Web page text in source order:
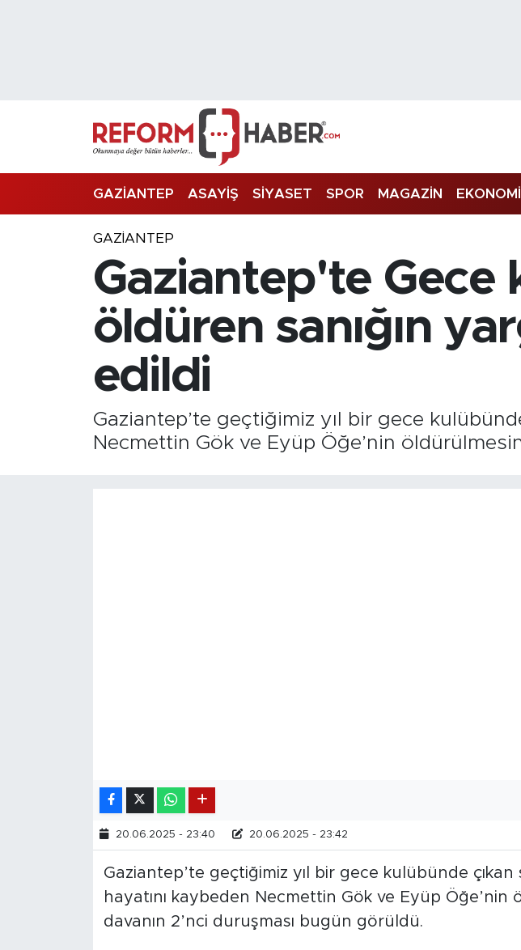
GAZİANTEP ASAYİŞ SİYASET SPOR MAGAZİN EKONOMİ
GAZIANTEP
Gaziantep'te Gece
öldüren sanığın
edildi
Gaziantep’te geçtiğimiz yıl bir gece
Necmettin Gök ve Eyüp Öğe’nin
20.06.2025 - 23:40 20.06.2025 - 23:42
Gaziantep’te geçtiğimiz yıl bir gece kulübünde çıkan
hayatını kaybeden Necmettin Gök ve Eyüp Öğe’nin
davanın 2’nci duruşması bugün görüldü.
Trafik Durumu
Süper Lig Puan Durumu ve Fikstür
Son Dakika Haberleri
Haber Arşivi